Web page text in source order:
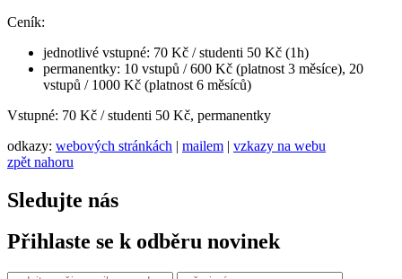
Ceník:
jednotlivé vstupné: 70 Kč / studenti 50 Kč (1h)
permanentky: 10 vstupů / 600 Kč (platnost 3 měsíce), 20
vstupů / 1000 Kč (platnost 6 měsíců)
Vstupné: 70 Kč / studenti 50 Kč, permanentky
odkazy: webových stránkách | mailem | vzkazy na webu
zpět nahoru
Sledujte nás
Přihlaste se k odběru novinek